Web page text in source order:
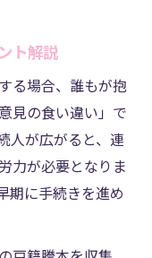
ト解説
る場合、誰もが抱
見の食い違い」で
人が広がると、連
力が必要となりま
期に手続きを進め